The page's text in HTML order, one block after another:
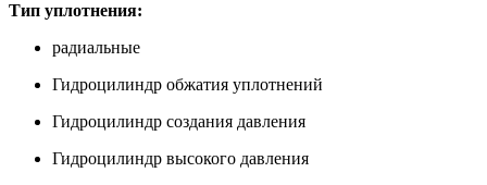
Тип уплотнения:
радиальные
Гидроцилиндр обжатия уплотнений
Гидроцилиндр создания давления
Гидроцилиндр высокого давления